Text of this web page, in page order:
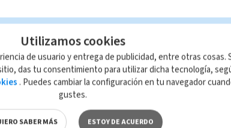
que es propiedad de TELEDIARIO; su reproducción no
Utilizamos cookies
de usuario y entrega de publicidad, entre otras cosas.
das tu consentimiento para utilizar dicha tecnología,
. Puedes cambiar la configuración en tu navegador
gustes.
SABER MÁS ESTOY DE ACUERDO